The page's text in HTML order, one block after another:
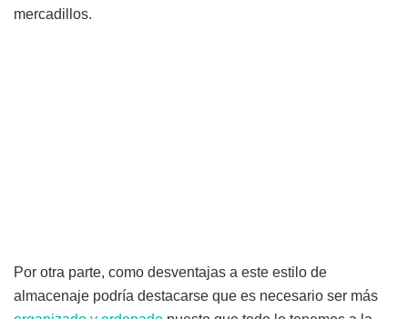
mercadillos.
Por otra parte, como desventajas a este estilo de
almacenaje podría destacarse que es necesario ser más